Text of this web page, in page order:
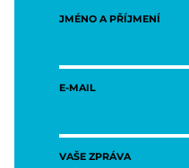
JMÉNO A PŘÍJMENÍ
E-MAIL
VAŠE ZPRÁVA